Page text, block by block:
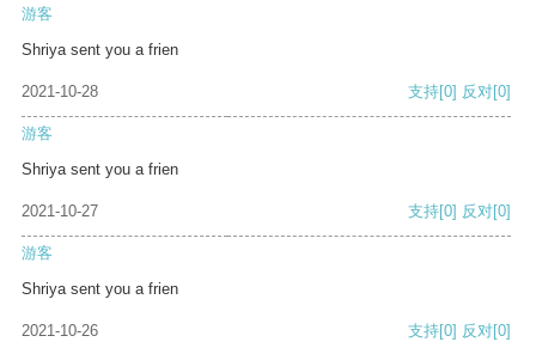
游客
Shriya sent you a frien
2021-10-28 支持[0] 反对[0]
游客
Shriya sent you a frien
2021-10-27 支持[0] 反对[0]
游客
Shriya sent you a frien
2021-10-26 支持[0] 反对[0]